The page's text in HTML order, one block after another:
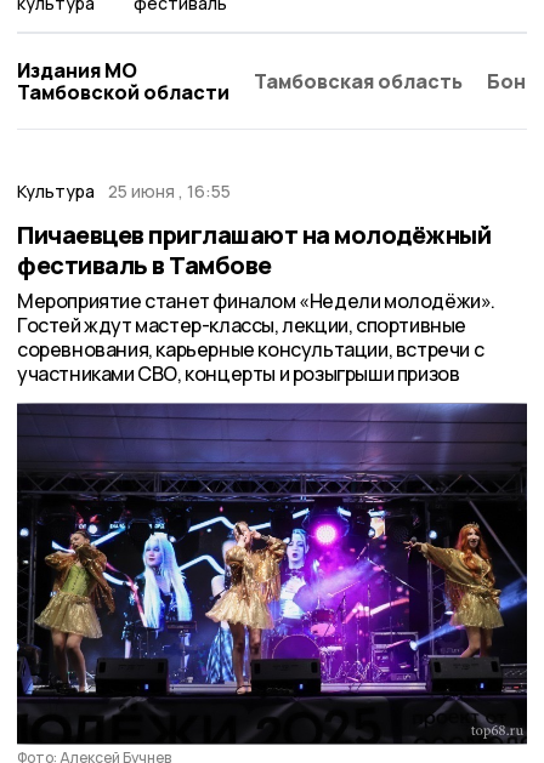
Издания МО
Тамбовской области
Тамбовская область
Культура 25 июня , 16:55
Пичаевцев приглашают на молодёжный
фестиваль в Тамбове
Мероприятие станет финалом «Недели молодёжи».
Гостей ждут мастер-классы, лекции, спортивные
соревнования, карьерные консультации, встречи с
участниками СВО, концерты и розыгрыши призов
Фото: Алексей Бучнев